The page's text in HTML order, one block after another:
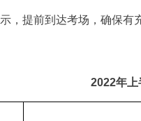
提前到达考场，确保有
2022年上